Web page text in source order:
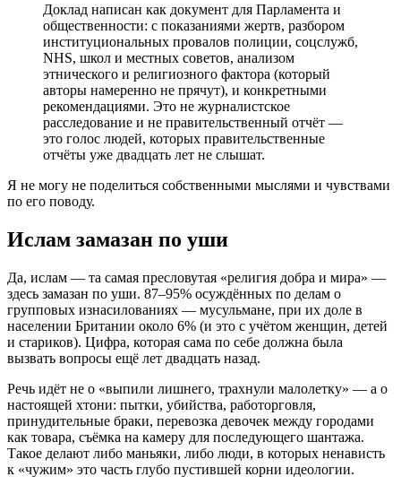
Доклад написан как документ для Парламента и
общественности: с показаниями жертв, разбором
институциональных провалов полиции, соцслужб,
NHS, школ и местных советов, анализом
этнического и религиозного фактора (который
авторы намеренно не прячут), и конкретными
рекомендациями. Это не журналистское
расследование и не правительственный отчёт —
это голос людей, которых правительственные
отчёты уже двадцать лет не слышат.
Я не могу не поделиться собственными мыслями и чувствами
по его поводу.
Ислам замазан по уши
Да, ислам — та самая пресловутая «религия добра и мира» —
здесь замазан по уши. 87–95% осуждённых по делам о
групповых изнасилованиях — мусульмане, при их доле в
населении Британии около 6% (и это с учётом женщин, детей
и стариков). Цифра, которая сама по себе должна была
вызвать вопросы ещё лет двадцать назад.
Речь идёт не о «выпили лишнего, трахнули малолетку» — а о
настоящей хтони: пытки, убийства, работорговля,
принудительные браки, перевозка девочек между городами
как товара, съёмка на камеру для последующего шантажа.
Такое делают либо маньяки, либо люди, в которых ненависть
к «чужим» это часть глубо пустившей корни идеологии.